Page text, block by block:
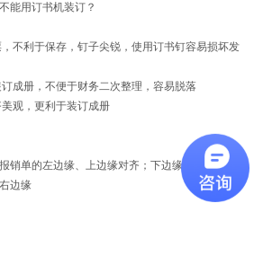
能用订书机装订？
不利于保存，钉子尖锐，使用订书钉容易损坏发
成册，不便于财务二次整理，容易脱落
观，更利于装订成册
销单的左边缘、上边缘对齐；下边缘、右边缘不
边缘